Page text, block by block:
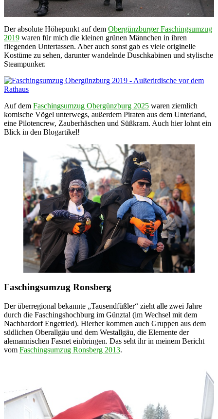
Der absolute Höhepunkt auf dem Obergünzburger Faschingsumzug
2019 waren für mich die kleinen grünen Männchen in ihren
fliegenden Untertassen. Aber auch sonst gab es viele originelle
Kostüme zu sehen, darunter wandelnde Duschkabinen und stylische
Steampunker.
Auf dem Faschingsumzug Obergünzburg 2025 waren ziemlich
komische Vögel unterwegs, außerdem Piraten aus dem Unterland,
eine Pilotencrew, Zauberhäschen und Süßkram. Auch hier lohnt ein
Blick in den Blogartikel!
Faschingsumzug Ronsberg
Der überregional bekannte „Tausendfüßler“ zieht alle zwei Jahre
durch die Faschingshochburg im Günztal (im Wechsel mit dem
Nachbardorf Engetried). Hierher kommen auch Gruppen aus dem
südlichen Oberallgäu und dem Westallgäu, die Elemente der
alemannischen Fasnet einbringen. Das seht ihr in meinem Bericht
vom Faschingsumzug Ronsberg 2013.